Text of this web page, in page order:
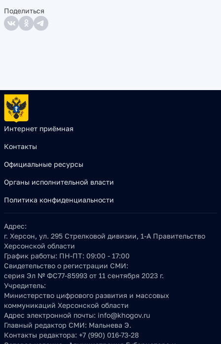
Поделиться
Интернет приёмная
Контакты
Официальные ресурсы
Органы исполнительной власти
Политика конфиденциальности
Адрес:
г. Херсон, ул. 295 Стрелковой дивизии, 1-А Правительство
Херсонской области
График работы: ПН-ПТ: 09:00 - 17:00
Свидетельство о регистрации СМИ:
серия Эл № ФС77-85993 от 11 сентября 2023 г.
Учредитель:
Министерство цифрового развития и массовых
коммуникаций Херсонской области
Адрес электронной почты: info@khogov.ru
Главный редактор СМИ: Мальнева Э.
Контакты редактора: +7 (990) 016-73-28